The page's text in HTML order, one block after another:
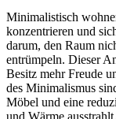
Minimalistisch
konzentrieren und
darum, den Raum
entrümpeln. Dieser
Besitz mehr Freude
des Minimalismus
Möbel und eine
und Wärme ausstrahlt.